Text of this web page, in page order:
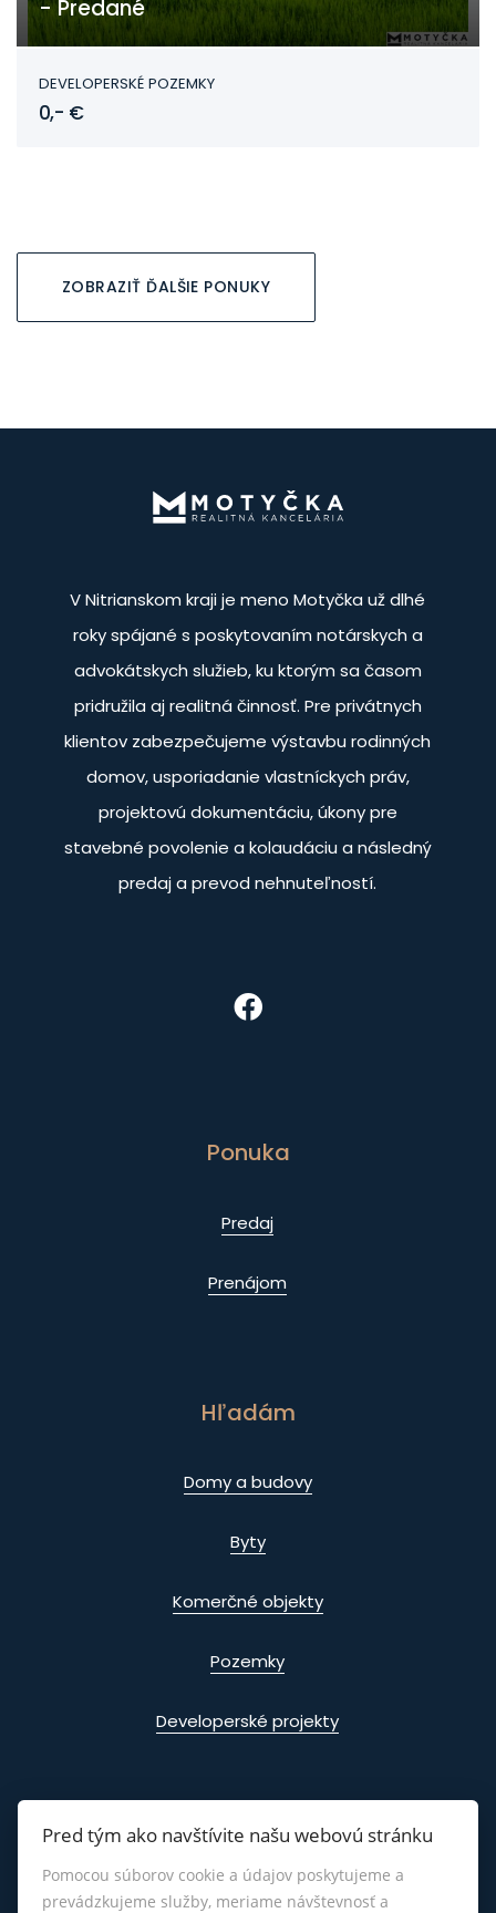
- Predané
DEVELOPERSKÉ POZEMKY
0,- €
ZOBRAZIŤ ĎALŠIE PONUKY
V Nitrianskom kraji je meno Motyčka už dlhé
roky spájané s poskytovaním notárskych a
advokátskych služieb, ku ktorým sa časom
pridružila aj realitná činnosť. Pre privátnych
klientov zabezpečujeme výstavbu rodinných
domov, usporiadanie vlastníckych práv,
projektovú dokumentáciu, úkony pre
stavebné povolenie a kolaudáciu a následný
predaj a prevod nehnuteľností.
Ponuka
Predaj
Prenájom
Hľadám
Domy a budovy
Byty
Komerčné objekty
Pozemky
Developerské projekty
Info
Pred tým ako navštívite našu webovú stránku
Pomocou súborov cookie a údajov poskytujeme a
prevádzkujeme služby, meriame návštevnosť a